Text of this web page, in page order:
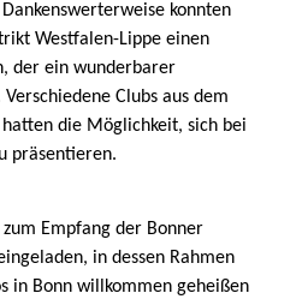
konnten
Westfalen-Lippe einen
der ein wunderbarer
Clubs aus dem
die Möglichkeit, sich bei
präsentieren.
Empfang der Bonner
in dessen Rahmen
in Bonn willkommen geheißen